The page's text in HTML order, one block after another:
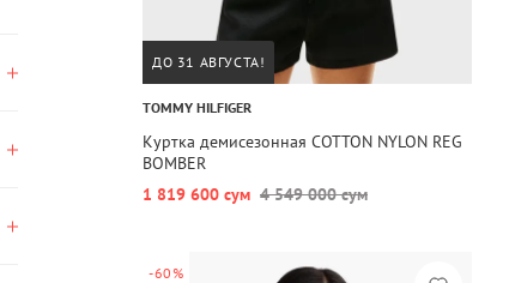
ДО 31 АВГУСТА!
TOMMY HILFIGER
Куртка демисезонная COTTON NYLON REG
BOMBER
1 819 600 сум 4 549 000 сум
-60%